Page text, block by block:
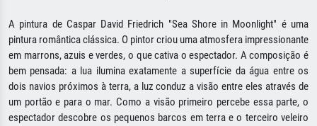
A pintura de Caspar David Friedrich "Sea Shore in Moonlight" é uma
pintura romântica clássica. O pintor criou uma atmosfera impressionante
em marrons, azuis e verdes, o que cativa o espectador. A composição é
bem pensada: a lua ilumina exatamente a superfície da água entre os
dois navios próximos à terra, a luz conduz a visão entre eles através de
um portão e para o mar. Como a visão primeiro percebe essa parte, o
espectador descobre os pequenos barcos em terra e o terceiro veleiro